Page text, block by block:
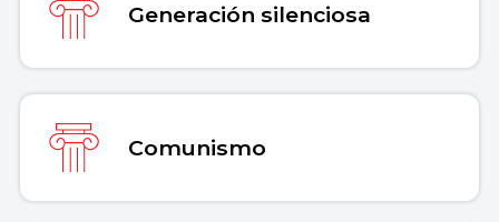
Generación silenciosa
Comunismo